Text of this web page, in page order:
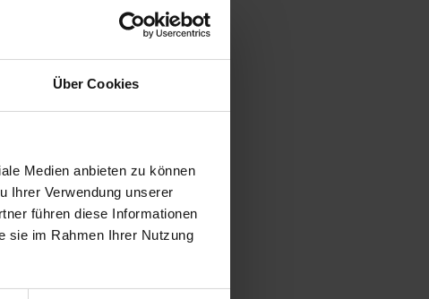
Über Cookies
Medien anbieten zu können
Ihrer Verwendung unserer
führen diese Informationen
sie im Rahmen Ihrer Nutzung